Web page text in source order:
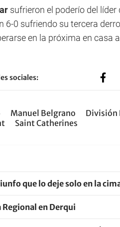
sufrieron el poderío del líder
6-0 sufriendo su tercera
en la próxima en casa
sociales:
Manuel Belgrano División
Saint Catherines
que lo deje solo en la
Regional en Derqui